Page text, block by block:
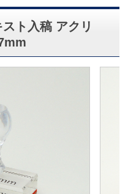
ト入稿 アクリ